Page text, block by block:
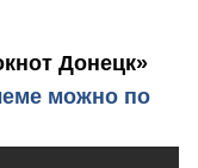
Донецк»
можно по